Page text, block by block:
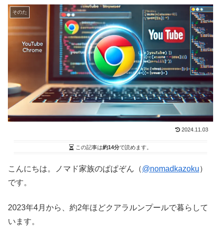
そのた
2024.11.03
この記事は約14分で読めます。
こんにちは。ノマド家族のぱぱぞん（@nomadkazoku）
です。
2023年4月から、約2年ほどクアラルンプールで暮らして
います。